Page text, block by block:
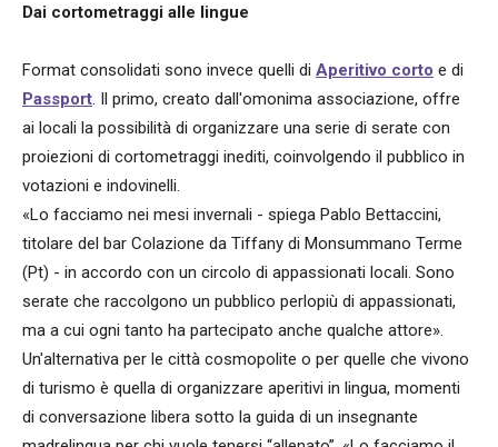
Dai cortometraggi alle lingue
Format consolidati sono invece quelli di Aperitivo corto e di
Passport. Il primo, creato dall'omonima associazione, offre
ai locali la possibilità di organizzare una serie di serate con
proiezioni di cortometraggi inediti, coinvolgendo il pubblico in
votazioni e indovinelli.
«Lo facciamo nei mesi invernali - spiega Pablo Bettaccini,
titolare del bar Colazione da Tiffany di Monsummano Terme
(Pt) - in accordo con un circolo di appassionati locali. Sono
serate che raccolgono un pubblico perlopiù di appassionati,
ma a cui ogni tanto ha partecipato anche qualche attore».
Un'alternativa per le città cosmopolite o per quelle che vivono
di turismo è quella di organizzare aperitivi in lingua, momenti
di conversazione libera sotto la guida di un insegnante